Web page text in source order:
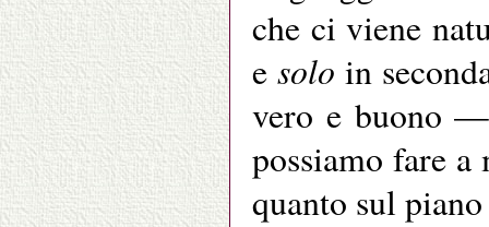
che ci viene
esolo in
vero e buono
possiamo fare
quanto sul